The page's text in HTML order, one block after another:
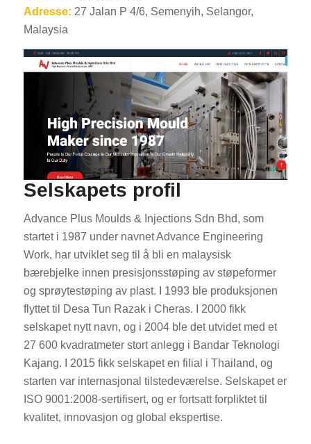
Adresse: 27 Jalan P 4/6, Semenyih, Selangor,
Malaysia
Selskapets profil
Advance Plus Moulds & Injections Sdn Bhd, som
startet i 1987 under navnet Advance Engineering
Work, har utviklet seg til å bli en malaysisk
bærebjelke innen presisjonsstøping av støpeformer
og sprøytestøping av plast. I 1993 ble produksjonen
flyttet til Desa Tun Razak i Cheras. I 2000 fikk
selskapet nytt navn, og i 2004 ble det utvidet med et
27 600 kvadratmeter stort anlegg i Bandar Teknologi
Kajang. I 2015 fikk selskapet en filial i Thailand, og
starten var internasjonal tilstedeværelse. Selskapet er
ISO 9001:2008-sertifisert, og er fortsatt forpliktet til
kvalitet, innovasjon og global ekspertise.